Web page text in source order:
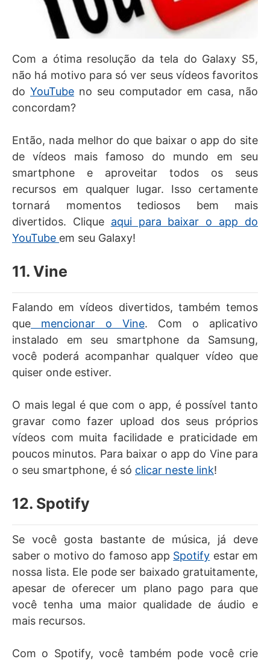
Com a ótima resolução da tela do Galaxy S5,
não há motivo para só ver seus vídeos favoritos
do YouTube no seu computador em casa, não
concordam?
Então, nada melhor do que baixar o app do site
de vídeos mais famoso do mundo em seu
smartphone e aproveitar todos os seus
recursos em qualquer lugar. Isso certamente
tornará momentos tediosos bem mais
divertidos. Clique aqui para baixar o app do
YouTube em seu Galaxy!
11. Vine
Falando em vídeos divertidos, também temos
que mencionar o Vine. Com o aplicativo
instalado em seu smartphone da Samsung,
você poderá acompanhar qualquer vídeo que
quiser onde estiver.
O mais legal é que com o app, é possível tanto
gravar como fazer upload dos seus próprios
vídeos com muita facilidade e praticidade em
poucos minutos. Para baixar o app do Vine para
o seu smartphone, é só clicar neste link!
12. Spotify
Se você gosta bastante de música, já deve
saber o motivo do famoso app Spotify estar em
nossa lista. Ele pode ser baixado gratuitamente,
apesar de oferecer um plano pago para que
você tenha uma maior qualidade de áudio e
mais recursos.
Com o Spotify, você também pode você crie